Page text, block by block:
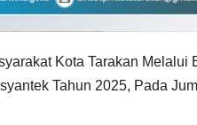
Kota Tarakan Melalui
Tahun 2025, Pada